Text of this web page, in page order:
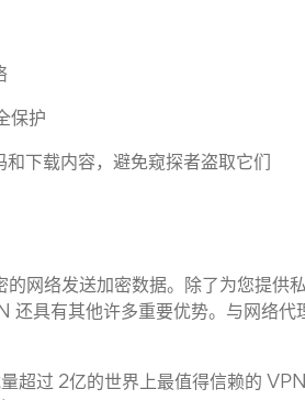
保护
下载内容，避免窥探者盗取它们
网络发送加密数据。除了为您提供
具有其他许多重要优势。与网络代
超过 2亿的世界上最值得信赖的